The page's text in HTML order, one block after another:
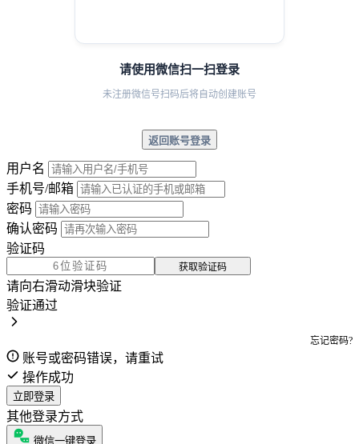
请使用微信扫一扫登录
未注册微信号扫码后将自动创建账号
返回账号登录
用户名
手机号/邮箱
密码
确认密码
验证码
获取验证码
请向右滑动滑块验证
验证通过
忘记密码?
账号或密码错误，请重试
操作成功
立即登录
其他登录方式
微信一键登录